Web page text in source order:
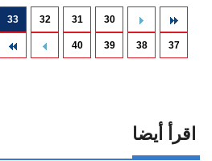
30
31
32
33
37
38
39
40
اقرأ أيضا